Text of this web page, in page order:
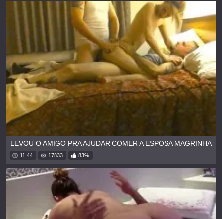
LEVOU O AMIGO PRA AJUDAR COMER A ESPOSA MAGRINHA
11:44 17833 83%